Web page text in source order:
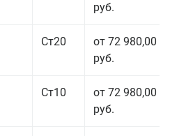
руб.
Ст20
от 72 980,00
руб.
Ст10
от 72 980,00
руб.